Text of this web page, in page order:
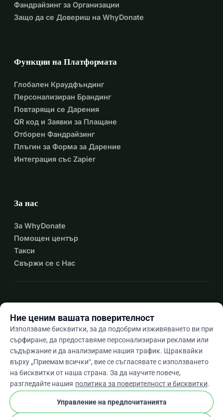
Фандрайзинг за Организации
Защо да се Довериш на WhyDonate
Функции на Платформата
Глобален Краудфъндинг
Персонализиран Брандинг
Повтарящи се Дарения
QR код и Заявки за Плащане
Отборен Фандрайзинг
Плъгин за Форма за Дарение
Интеграция със Zapier
За нас
За WhyDonate
Помощен център
Такси
Свържи се с Нас
Bgarrow_drop_down
★★★★★4,9 / 5 въз основа на 500+ отзива
Ние ценим вашата поверителност
Използваме бисквитки, за да подобрим изживяването ви при
сърфиране, да предоставяме персонализирани реклами или
съдържание и да анализираме нашия трафик. Щраквайки
върху „Приемам всички“, вие се съгласявате с използването
на бисквитки от наша страна. За да научите повече,
разгледайте нашия политика за поверителност и бисквитки.
Управление на предпочитанията